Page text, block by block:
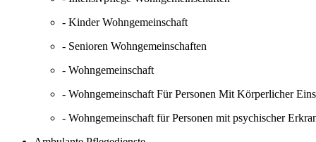
- Kinder Wohngemeinschaft
- Senioren Wohngemeinschaften
- Wohngemeinschaft
- Wohngemeinschaft Für Personen Mit Körperlicher
- Wohngemeinschaft für Personen mit psychischer